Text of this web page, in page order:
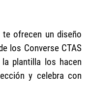
te ofrecen un diseño
los Converse CTAS
plantilla los hacen
y celebra con